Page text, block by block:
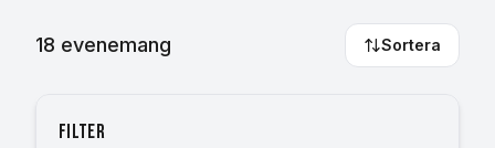
18 evenemang Sortera
Filter